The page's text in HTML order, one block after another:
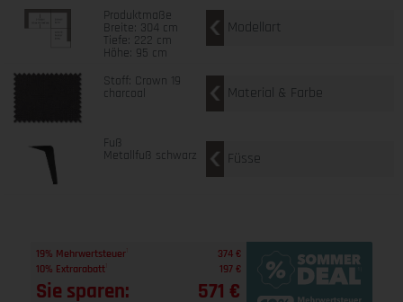
Produktmaße
Breite: 304 cm
Tiefe: 222 cm
Höhe: 95 cm
Modellart
Stoff: Crown 19
charcoal Material & Farbe
Fuß
Metallfuß schwarz Füsse
19% Mehrwertsteuer
374 €
10% Extrarabatt
197 €
Sie sparen: 571 €